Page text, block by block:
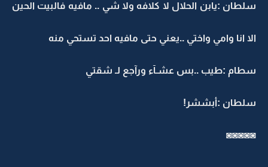
سلطان :يابن الحلال لا كلافه ولا شي .. مافيه فالبيت الحين
الا انا وامي واختي ..يعني حتى مافيه احد تستحي منه
سطام :طيب ..بس عشـآء ورآجع لـ شقتي
سلطان :أبششر!
◙◙◙◙◙